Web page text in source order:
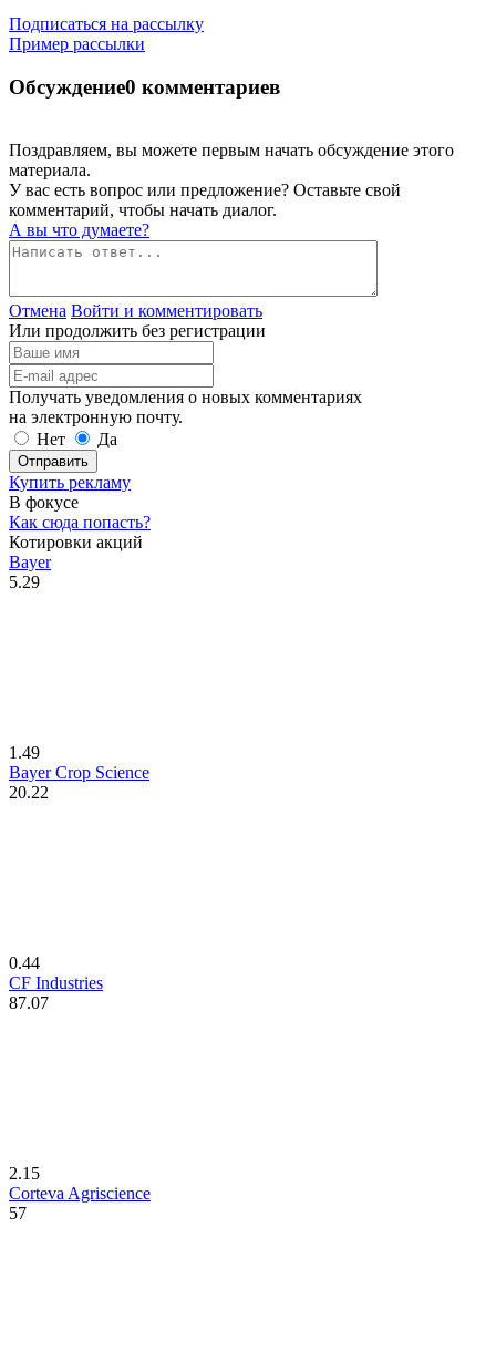
Подписаться на рассылку
Пример рассылки
Обсуждение0 комментариев
Поздравляем, вы можете первым начать обсуждение этого
материала.
У вас есть вопрос или предложение? Оставьте свой
комментарий, чтобы начать диалог.
А вы что думаете?
Отмена Войти и комментировать
Или продолжить без регистрации
Получать уведомления о новых комментариях
на электронную почту.
Нет
Да
Отправить
Купить рекламу
В фокусе
Как сюда попасть?
Котировки акций
Bayer
5.29
1.49
Bayer Crop Science
20.22
0.44
CF Industries
87.07
2.15
Corteva Agriscience
57